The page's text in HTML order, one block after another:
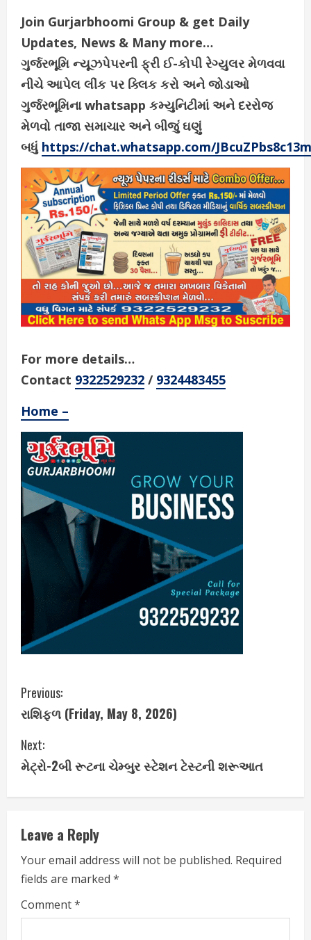
Join Gurjarbhoomi Group & get Daily
Updates, News & Many more…
ગુર્જરભૂમિ ન્યૂઝપેપરની ફ્રી ઈ-કોપી રેગ્યુલર મેળવવા
નીચે આપેલ લીંક પર ક્લિક કરો અને જોડાઓ
ગુર્જરભૂમિના whatsapp કમ્યુનિટીમાં અને દરરોજ
મેળવો તાજા સમાચાર અને બીજું ઘણું
બધું https://chat.whatsapp.com/
For more details…
Contact 9322529232 / 9324483455
Home –
C
o
n
n
u
e
R
Previous:
રાશિફળ (Friday, May 8, 2026)
Next:
મેટ્રો-2બી રૂટના ચેમ્બુર સ્ટેશન ટેસ્ટની શરૂઆત
Leave a Reply
Your email address will not be published. Required
fields are marked *
Comment*